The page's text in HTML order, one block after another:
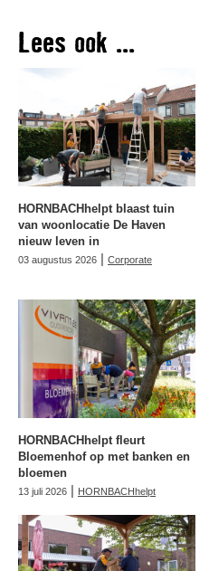
Lees ook ...
HORNBACHhelpt blaast tuin
van woonlocatie De Haven
nieuw leven in
03 augustus 2026 | Corporate
HORNBACHhelpt fleurt
Bloemenhof op met banken en
bloemen
13 juli 2026 | HORNBACHhelpt